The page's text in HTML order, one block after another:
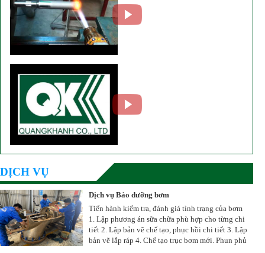
DỊCH VỤ
Dịch vụ Bảo dưỡng bơm
Tiến hành kiểm tra, đánh giá tình trạng của bơm
1. Lập phương án sữa chữa phù hợp cho từng chi
tiết 2. Lập bản vẽ chế tạo, phục hồi chi tiết 3. Lập
bản vẽ lắp ráp 4. Chế tạo trục bơm mới. Phun phủ